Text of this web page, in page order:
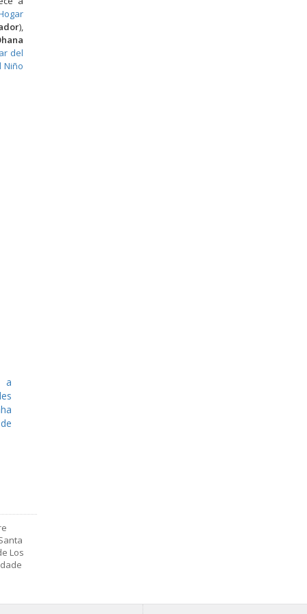
),
del
Niño
a
Los